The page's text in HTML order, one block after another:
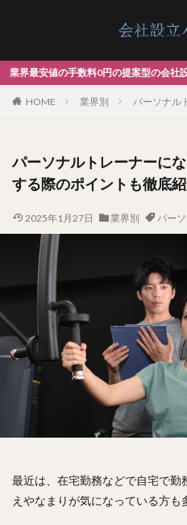
会社設立はこちらまで
HOME 業界別 パーソナル
パーソナルトレーナーに
する際のポイントも徹底
2025年1月27日 業界別 パー
最近は、在宅勤務などで自宅で
えやなまりが気になっている方も